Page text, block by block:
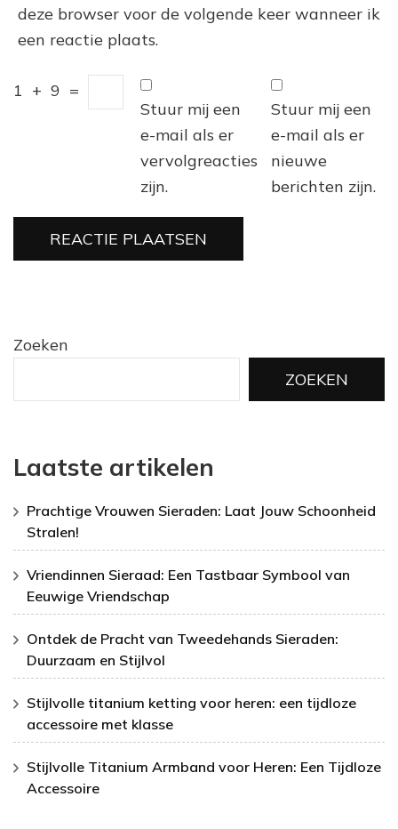
deze browser voor de volgende keer wanneer ik
een reactie plaats.
1 + 9 =
Stuur mij een
e-mail als er
vervolgreacties
zijn.
Stuur mij een
e-mail als er
nieuwe
berichten zijn.
Zoeken
ZOEKEN
Laatste artikelen
Prachtige Vrouwen Sieraden: Laat Jouw Schoonheid
Stralen!
Vriendinnen Sieraad: Een Tastbaar Symbool van
Eeuwige Vriendschap
Ontdek de Pracht van Tweedehands Sieraden:
Duurzaam en Stijlvol
Stijlvolle titanium ketting voor heren: een tijdloze
accessoire met klasse
Stijlvolle Titanium Armband voor Heren: Een Tijdloze
Accessoire